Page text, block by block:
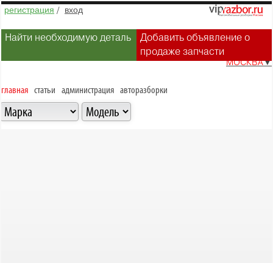
регистрация / вход
Найти необходимую деталь
Добавить объявление о
продаже запчасти
МОСКВА▼
главная статьи администрация авторазборки